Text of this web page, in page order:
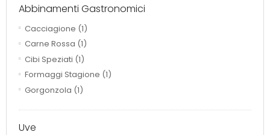
Abbinamenti Gastronomici
Cacciagione (1)
Carne Rossa (1)
Cibi Speziati (1)
Formaggi Stagione (1)
Gorgonzola (1)
Uve